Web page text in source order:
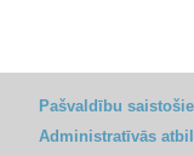
Pašvaldību
Administratīvās